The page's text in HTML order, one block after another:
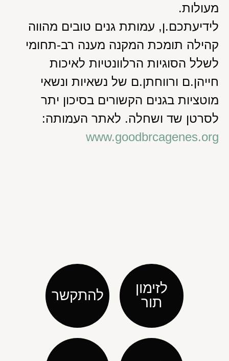
מעולות.
לידיעתכם.ן, עמותת גנים טובים מהווה
קהילה תומכת המקנה מענה רב-תחומי
לשלל הסוגיות הרלוונטיות לאיכות
חייהן.ם ורווחתן.ם של נשאיות ונשאי
מוטציות בגנים הקשורים בסיכון יתר
לסרטן שד ושחלה. לאתר העמותה:
www.goodbrcagenes.org
לזימון
תור
להתקשר